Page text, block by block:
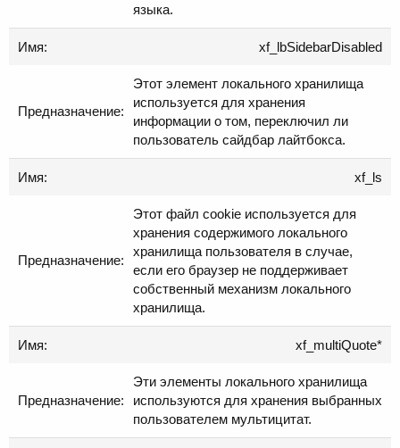
языка.
xf_lbSidebarDisabled
Этот элемент локального хранилища
используется для хранения
информации о том, переключил ли
пользователь сайдбар лайтбокса.
xf_ls
Этот файл cookie используется для
хранения содержимого локального
хранилища пользователя в случае,
если его браузер не поддерживает
собственный механизм локального
хранилища.
xf_multiQuote*
Эти элементы локального хранилища
используются для хранения выбранных
пользователем мультицитат.